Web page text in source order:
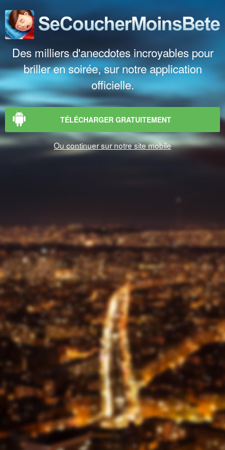
Des milliers d'anecdotes incroyables pour
briller en soirée, sur notre application
officielle.
TÉLÉCHARGER GRATUITEMENT
Ou continuer sur notre site mobile